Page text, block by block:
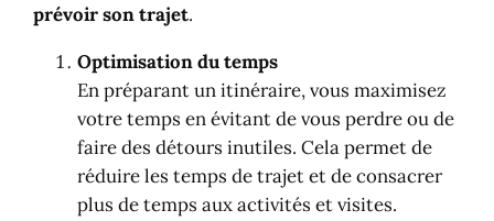
prévoir son trajet.
Optimisation du temps
En préparant un itinéraire, vous maximisez
votre temps en évitant de vous perdre ou de
faire des détours inutiles. Cela permet de
réduire les temps de trajet et de consacrer
plus de temps aux activités et visites.